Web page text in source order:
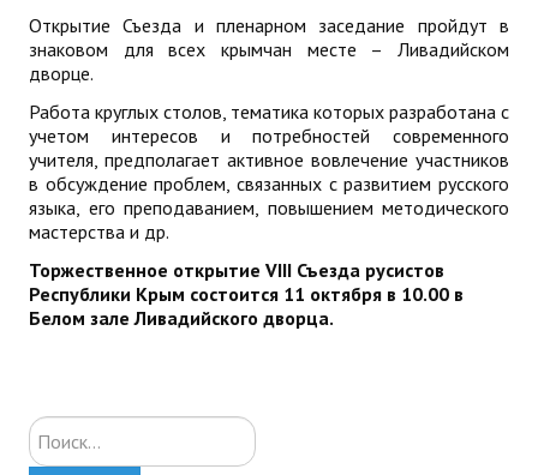
Открытие Съезда и пленарном заседание пройдут в
знаковом для всех крымчан месте – Ливадийском
дворце.
Работа круглых столов, тематика которых разработана с
учетом интересов и потребностей современного
учителя, предполагает активное вовлечение участников
в обсуждение проблем, связанных с развитием русского
языка, его преподаванием, повышением методического
мастерства и др.
Торжественное открытие VIII Съезда русистов
Республики Крым состоится 11 октября в 10.00 в
Белом зале Ливадийского дворца.
Искать...